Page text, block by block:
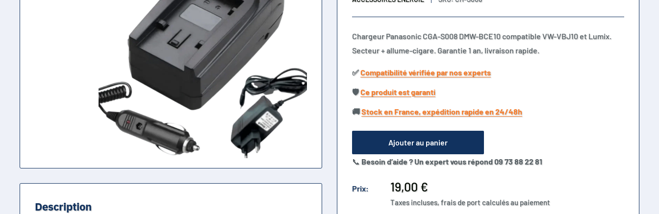
Chargeur Panasonic CGA-S008 DMW-BCE10 compatible VW-VBJ10 et Lumix.
Secteur + allume-cigare. Garantie 1 an, livraison rapide.
✅​Compatibilité vérifiée par nos experts
🛡️​Ce produit est garanti
🚚​Stock en France, expédition rapide en 24/48h
Ajouter au panier
📞 Besoin d’aide ? Un expert vous répond 09 73 88 22 81
Prix:
Prix
réduit
19,00 €
Taxes incluses, frais de port calculés au paiement
Description